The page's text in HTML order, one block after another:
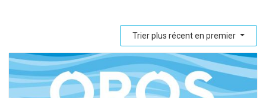
Trier plus récent en premier